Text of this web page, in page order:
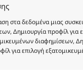
στα δεδομένα μιας
Δημιουργία προφίλ για
διαφημίσεων,
για επιλογή